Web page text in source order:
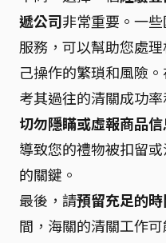
遞公司非常重要。一
服務，可以幫助您處
己操作的繁瑣和風險
考其過往的清關成功率
切勿隱瞞或虛報商品信
導致您的禮物被扣留
的關鍵。
最後，請預留充足的
間，海關的清關工作